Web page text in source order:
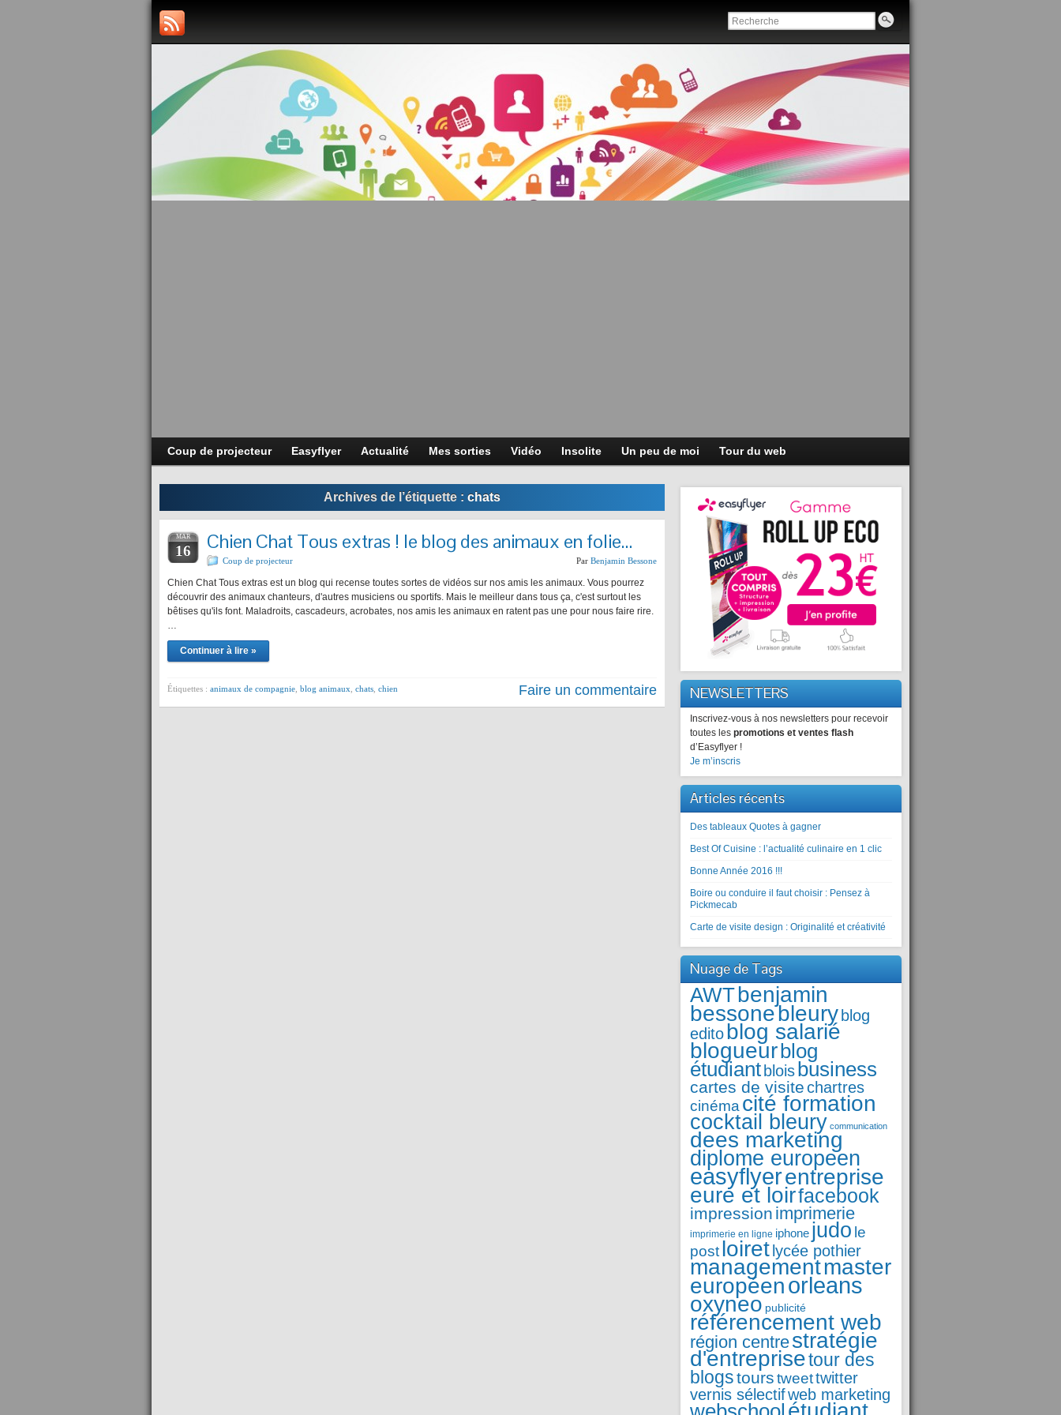
Coup de projecteur Easyflyer Actualité Mes sorties Vidéo Insolite Un peu de moi Tour du web
Archives de l’étiquette : chats
MAR
16 Chien Chat Tous extras ! le blog des animaux en folie…
Coup de projecteur Par Benjamin Bessone
Chien Chat Tous extras est un blog qui recense toutes sortes de vidéos sur nos amis les animaux. Vous pourrez
découvrir des animaux chanteurs, d'autres musiciens ou sportifs. Mais le meilleur dans tous ça, c'est surtout les
bêtises qu'ils font. Maladroits, cascadeurs, acrobates, nos amis les animaux en ratent pas une pour nous faire rire.
…
Continuer à lire »
Étiquettes : animaux de compagnie blog animaux chats chien Faire un commentaire NEWSLETTERS
Inscrivez-vous à nos newsletters pour recevoir
toutes les promotions et ventes flash
d’Easyflyer !
Je m’inscris
Articles récents
Des tableaux Quotes à gagner
Best Of Cuisine : l’actualité culinaire en 1 clic
Bonne Année 2016 !!!
Boire ou conduire il faut choisir : Pensez à
Pickmecab
Carte de visite design : Originalité et créativité
Nuage de Tags
AWTbenjamin
bessonebleury blog
editoblog salarié
blogueur blog
étudiant bloisbusiness
cartes de visitechartres
cinémacité formation
cocktail bleury communication
dees marketing
diplome europeen
easyflyerentreprise
eure et loirfacebook
impression imprimerie
imprimerie en ligne iphone judo le
postloiret lycée pothier
managementmaster
européenorleans
oxyneo publicité
référencement web
région centrestratégie
d'entreprisetour des
blogstourstweettwitter
vernis sélectifweb marketing